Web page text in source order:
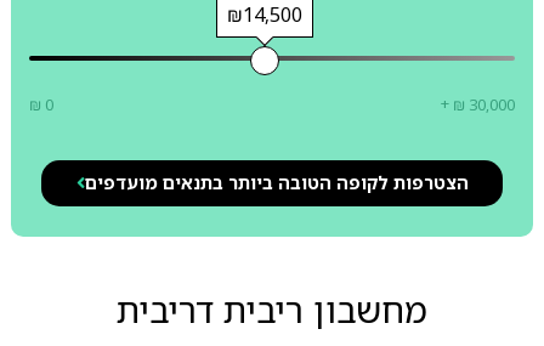
₪14,500
₪ 0 + ₪ 30,000
הצטרפות לקופה הטובה ביותר בתנאים מועדפים
מחשבון ריבית דריבית